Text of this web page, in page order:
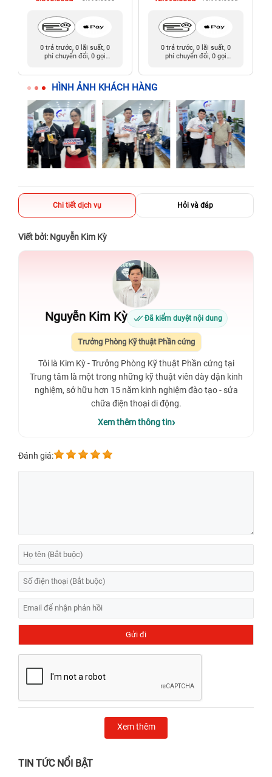
0 trả trước, 0 lãi suất, 0
phí chuyển đổi, 0 gọi
0 trả trước, 0 lãi suất, 0
phí chuyển đổi, 0 gọi
HÌNH ẢNH KHÁCH HÀNG
Chi tiết dịch vụ Hỏi và đáp
Viết bởi: Nguyễn Kim Kỳ
Nguyễn Kim Kỳ Đã kiểm duyệt nội dung
Trưởng Phòng Kỹ thuật Phần cứng
Tôi là Kim Kỳ - Trưởng Phòng Kỹ thuật Phần cứng tại
Trung tâm là một trong những kỹ thuật viên dày dặn kinh
nghiệm, sở hữu hơn 15 năm kinh nghiệm đào tạo - sửa
chữa điện thoại di động.
Xem thêm thông tin
Đánh giá:
Xem thêm
TIN TỨC NỔI BẬT